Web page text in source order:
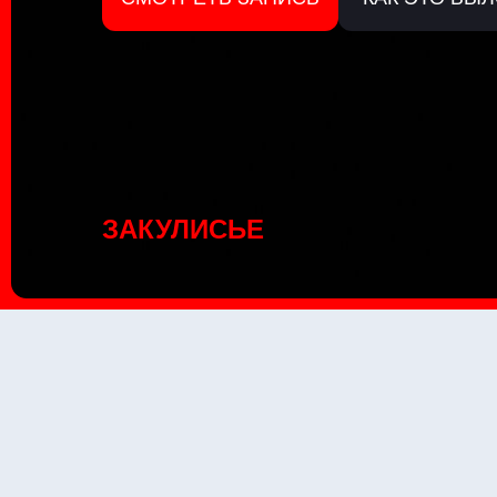
ЗАКУЛИСЬЕ